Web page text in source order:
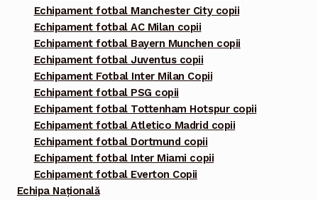
Echipament fotbal Manchester City copii
Echipament fotbal AC Milan copii
Echipament fotbal Bayern Munchen copii
Echipament fotbal Juventus copii
Echipament Fotbal Inter Milan Copii
Echipament fotbal PSG copii
Echipament fotbal Tottenham Hotspur copii
Echipament fotbal Atletico Madrid copii
Echipament fotbal Dortmund copii
Echipament fotbal Inter Miami copii
Echipament fotbal Everton Copii
Echipa Națională